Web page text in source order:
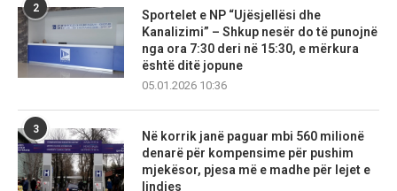
2
Sportelet e NP “Ujësjellësi dhe
Kanalizimi” – Shkup nesër do të punojnë
nga ora 7:30 deri në 15:30, e mërkura
është ditë jopune
05.01.2026 10:36
3
Në korrik janë paguar mbi 560 milionë
denarë për kompensime për pushim
mjekësor, pjesa më e madhe për lejet e
lindjes